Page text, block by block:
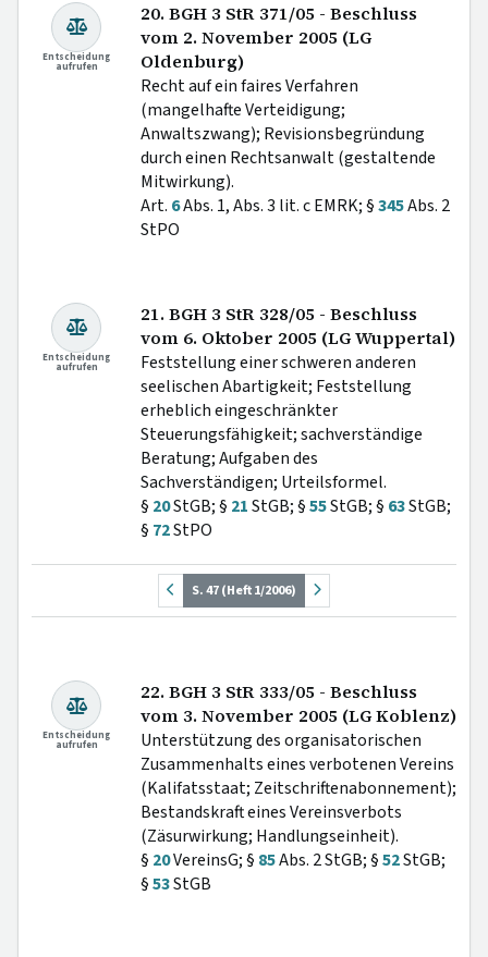
Entscheidung
aufrufen
20. BGH 3 StR 371/05 - Beschluss
vom 2. November 2005 (LG
Oldenburg)
Recht auf ein faires Verfahren
(mangelhafte Verteidigung;
Anwaltszwang); Revisionsbegründung
durch einen Rechtsanwalt (gestaltende
Mitwirkung).
Art. 6Abs. 1, Abs. 3 lit. c EMRK; §345Abs. 2
StPO
Entscheidung
aufrufen
21. BGH 3 StR 328/05 - Beschluss
vom 6. Oktober 2005 (LG Wuppertal)
Feststellung einer schweren anderen
seelischen Abartigkeit; Feststellung
erheblich eingeschränkter
Steuerungsfähigkeit; sachverständige
Beratung; Aufgaben des
Sachverständigen; Urteilsformel.
§ 20StGB; § 21StGB; §55StGB; § 63StGB;
§ 72StPO
S. 47 (Heft 1/2006)
Entscheidung
aufrufen
22. BGH 3 StR 333/05 - Beschluss
vom 3. November 2005 (LG Koblenz)
Unterstützung des organisatorischen
Zusammenhalts eines verbotenen Vereins
(Kalifatsstaat; Zeitschriftenabonnement);
Bestandskraft eines Vereinsverbots
(Zäsurwirkung; Handlungseinheit).
§ 20VereinsG; § 85Abs. 2 StGB; §52StGB;
§53StGB